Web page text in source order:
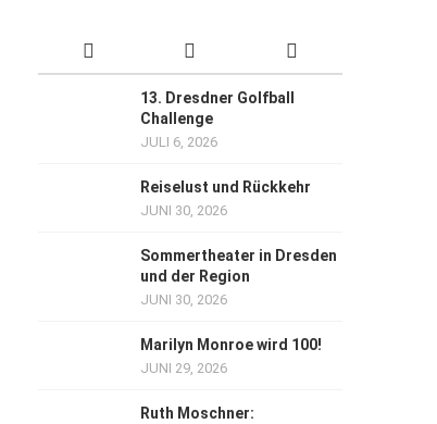
13. Dresdner Golfball
Challenge
JULI 6, 2026
Reiselust und Rückkehr
JUNI 30, 2026
Sommertheater in Dresden
und der Region
JUNI 30, 2026
Marilyn Monroe wird 100!
JUNI 29, 2026
Ruth Moschner: